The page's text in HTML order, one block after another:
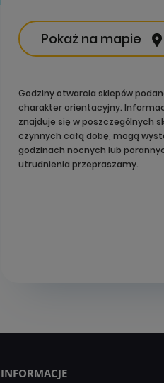
Pokaż na mapie
Godziny otwarcia sklepów
charakter orientacyjny.
znajduje się w poszczególnych
czynnych całą dobę, mogą
godzinach nocnych lub
utrudnienia przepraszamy.
INFORMACJE